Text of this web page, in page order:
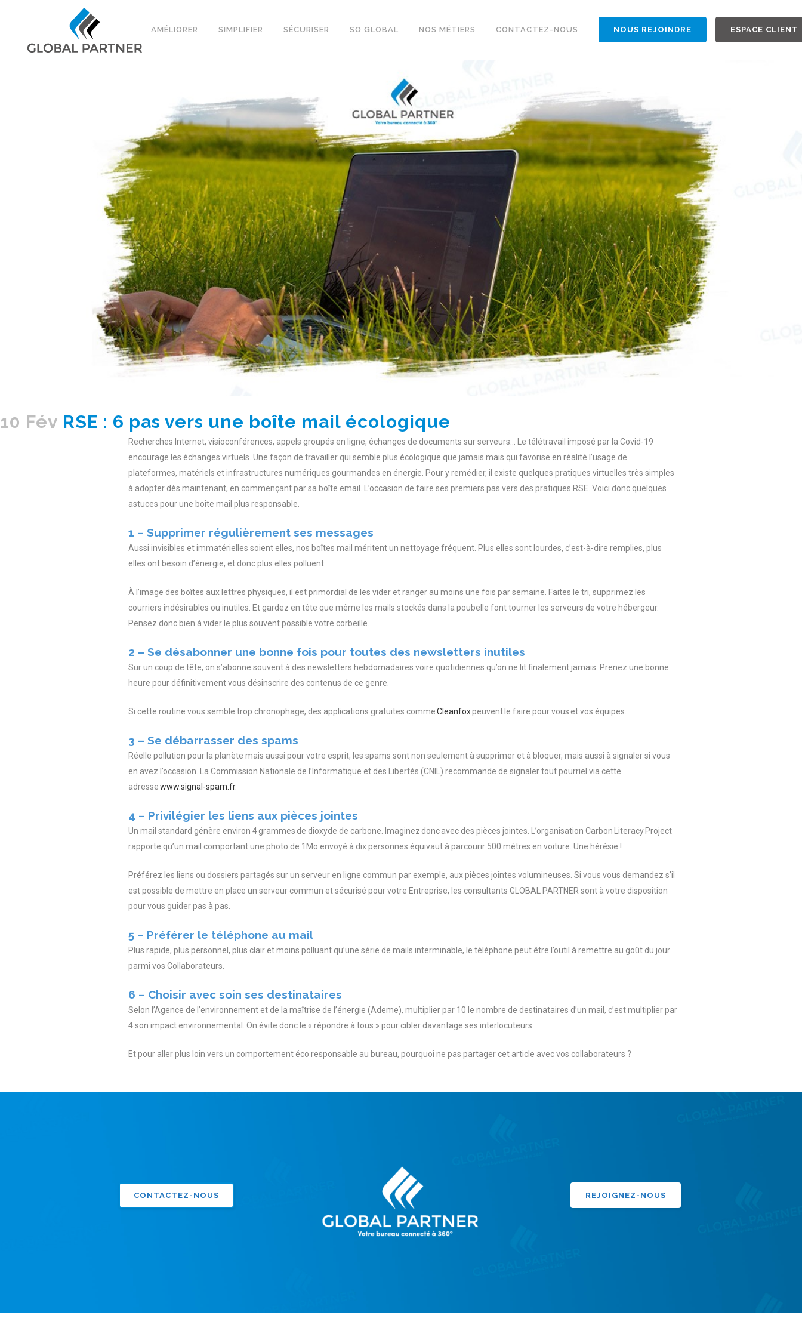
NOUS REJOINDRE ESPACE CLIENT
AMÉLIORER SIMPLIFIER SÉCURISER SO GLOBAL NOS MÉTIERS CONTACTEZ-NOUS
10 Fév RSE : 6 pas vers une boîte mail écologique
Recherches Internet, visioconférences, appels groupés en ligne, échanges de documents sur serveurs… Le télétravail imposé par la Covid-19
encourage les échanges virtuels. Une façon de travailler qui semble plus écologique que jamais mais qui favorise en réalité l’usage de
plateformes, matériels et infrastructures numériques gourmandes en énergie. Pour y remédier, il existe quelques pratiques virtuelles très simples
à adopter dès maintenant, en commençant par sa boîte email. L’occasion de faire ses premiers pas vers des pratiques RSE. Voici donc quelques
astuces pour une boîte mail plus responsable.
1 – Supprimer régulièrement ses messages
Aussi invisibles et immatérielles soient elles, nos boîtes mail méritent un nettoyage fréquent. Plus elles sont lourdes, c’est-à-dire remplies, plus
elles ont besoin d’énergie, et donc plus elles polluent.
À l’image des boîtes aux lettres physiques, il est primordial de les vider et ranger au moins une fois par semaine. Faites le tri, supprimez les
courriers indésirables ou inutiles. Et gardez en tête que même les mails stockés dans la poubelle font tourner les serveurs de votre hébergeur.
Pensez donc bien à vider le plus souvent possible votre corbeille.
2 – Se désabonner une bonne fois pour toutes des newsletters inutiles
Sur un coup de tête, on s’abonne souvent à des newsletters hebdomadaires voire quotidiennes qu’on ne lit finalement jamais. Prenez une bonne
heure pour définitivement vous désinscrire des contenus de ce genre.
Si cette routine vous semble trop chronophage, des applications gratuites commeCleanfoxpeuvent le faire pour vous et vos équipes.
3 – Se débarrasser des spams
Réelle pollution pour la planète mais aussi pour votre esprit, les spams sont non seulement à supprimer et à bloquer, mais aussi à signaler si vous
en avez l’occasion. La Commission Nationale de l’Informatique et des Libertés (CNIL) recommande de signaler tout pourriel via cette
adressewww.signal-spam.fr.
4 – Privilégier les liens aux pièces jointes
Un mail standard génère environ 4 grammes de dioxyde de carbone. Imaginez donc avec des pièces jointes. L’organisation Carbon Literacy Project
rapporte qu’un mail comportant une photo de 1Mo envoyé à dix personnes équivaut à parcourir 500 mètres en voiture. Une hérésie !
Préférez les liens ou dossiers partagés sur un serveur en ligne commun par exemple, aux pièces jointes volumineuses. Si vous vous demandez s’il
est possible de mettre en place un serveur commun et sécurisé pour votre Entreprise, les consultants GLOBAL PARTNER sont à votre disposition
pour vous guider pas à pas.
5 – Préférer le téléphone au mail
Plus rapide, plus personnel, plus clair et moins polluant qu’une série de mails interminable, le téléphone peut être l’outil à remettre au goût du jour
parmi vos Collaborateurs.
6 – Choisir avec soin ses destinataires
Selon l’Agence de l’environnement et de la maîtrise de l’énergie (Ademe), multiplier par 10 le nombre de destinataires d’un mail, c’est multiplier par
4 son impact environnemental. On évite donc le « répondre à tous » pour cibler davantage ses interlocuteurs.
Et pour aller plus loin vers un comportement éco responsable au bureau, pourquoi ne pas partager cet article avec vos collaborateurs ?
CONTACTEZ-NOUS REJOIGNEZ-NOUS